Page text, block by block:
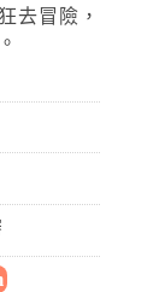
去冒險，